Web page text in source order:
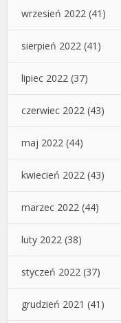
wrzesień 2022 (41)
sierpień 2022 (41)
lipiec 2022 (37)
czerwiec 2022 (43)
maj 2022 (44)
kwiecień 2022 (43)
marzec 2022 (44)
luty 2022 (38)
styczeń 2022 (37)
grudzień 2021 (41)